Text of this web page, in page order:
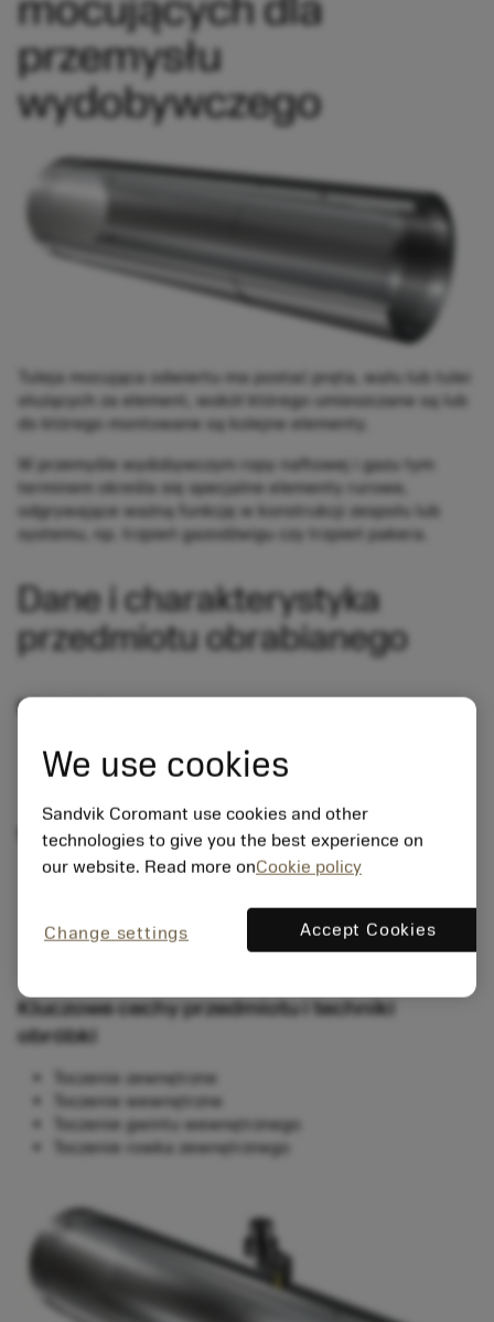
przemysłu
wydobywczego
Tuleja mocująca odwiertu ma postać pręta, wału lub tulei
służących za element, wokół którego umieszczane są lub
do którego montowane są kolejne elementy.
W przemyśle wydobywczym ropy naftowej i gazu tym
terminem określa się specjalne elementy rurowe,
odgrywające ważną funkcję w konstrukcji zespołu lub
systemu, np. trzpień gazodźwigu czy trzpień pakera.
Dane i charakterystyka
przedmiotu obrabianego
Materiały
Super 13Cr – niskowęglowa stal martenzytyczna o
dużej odporności na korozję
Właściwości
Średnica zewnętrzna ≈ 100 mm (4 cale)
Długość ≈ 480 mm (19 cali)
Maks. 28 HRc
Kluczowe cechy przedmiotu i techniki
obróbki
Toczenie zewnętrzne
Toczenie wewnętrzne
Toczenie gwintu wewnętrznego
Toczenie rowka zewnętrznego
We use cookies
Sandvik Coromant use cookies and other
technologies to give you the best experience on
our website. Read more onCookie policy
Change settings Accept Cookies